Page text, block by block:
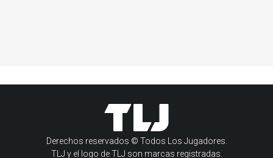
Derechos reservados © Todos Los Jugadores.
TLJ y el logo de TLJ son marcas registradas.